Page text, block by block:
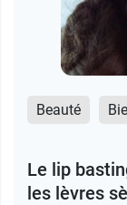
Beauté
Le lip
les lèvres